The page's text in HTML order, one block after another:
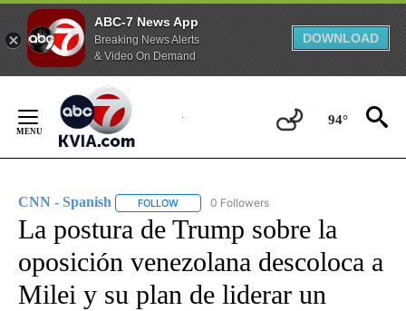
ABC-7 News App
Breaking News Alerts
& Video On Demand
DOWNLOAD
Content
94°
CNN - Spanish FOLLOW FOLLOW "CNN - SPANISH" TO RECEIVE
0 Followers
La postura de Trump sobre la
oposición venezolana descoloca a
Milei y su plan de liderar un